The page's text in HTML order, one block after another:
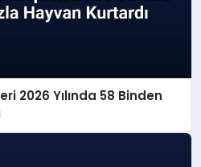
2026 Yılında 58 Binden